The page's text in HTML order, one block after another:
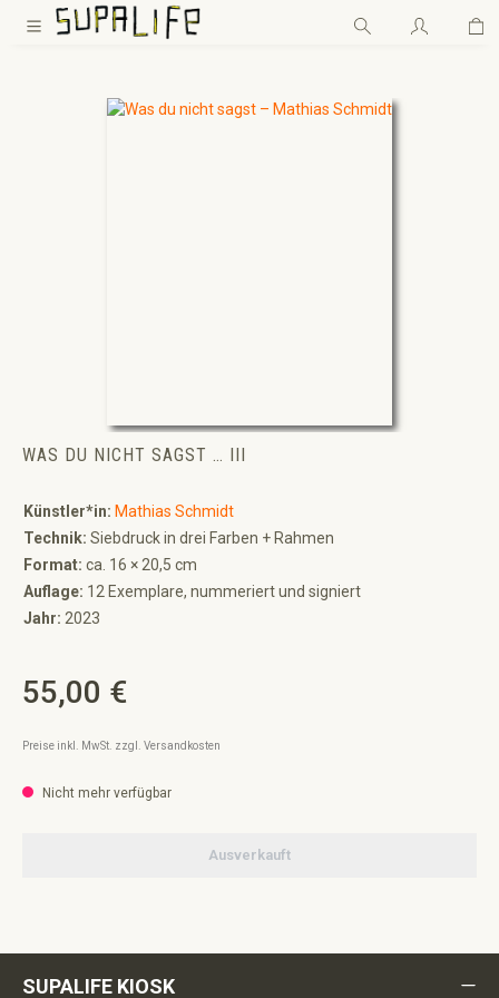
Zum Hauptinhalt springen
WAS DU NICHT SAGST … III
Künstler*in: Mathias Schmidt
Technik: Siebdruck in drei Farben + Rahmen
Format: ca. 16 × 20,5 cm
Auflage: 12 Exemplare, nummeriert und signiert
Jahr: 2023
Regulärer Preis:
55,00 €
Preise inkl. MwSt. zzgl. Versandkosten
Nicht mehr verfügbar
Ausverkauft
SUPALIFE KIOSK